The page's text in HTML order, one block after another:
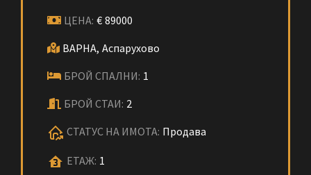
ЦЕНА: € 89000
ВАРНА, Аспарухово
БРОЙ СПАЛНИ: 1
БРОЙ СТАИ: 2
СТАТУС НА ИМОТА: Продава
ЕТАЖ: 1